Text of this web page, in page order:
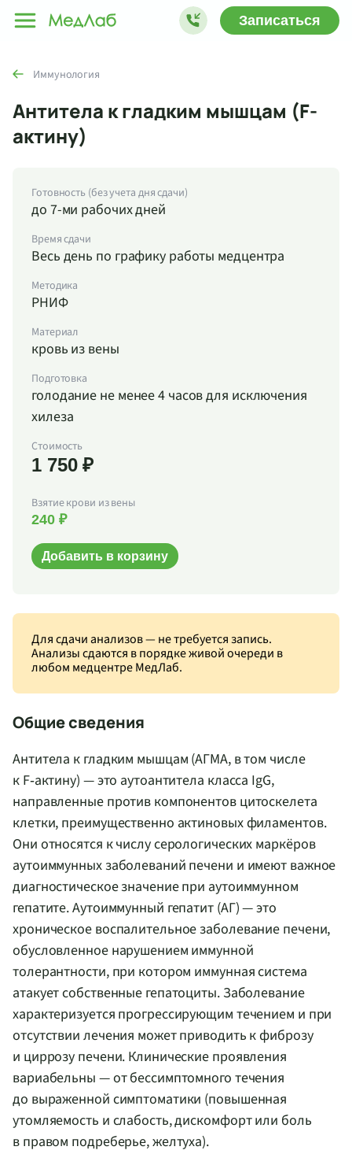
Записаться
Иммунология
Антитела к гладким мышцам (F-
актину)
Для сдачи анализов — не требуется запись.
Анализы сдаются в порядке живой очереди в
любом медцентре МедЛаб.
Общие сведения
Антитела к гладким мышцам (АГМА, в том числе
к F‑актину) — это аутоантитела класса IgG,
направленные против компонентов цитоскелета
клетки, преимущественно актиновых филаментов.
Они относятся к числу серологических маркёров
аутоиммунных заболеваний печени и имеют важное
диагностическое значение при аутоиммунном
гепатите. Аутоиммунный гепатит (АГ) — это
хроническое воспалительное заболевание печени,
обусловленное нарушением иммунной
толерантности, при котором иммунная система
атакует собственные гепатоциты. Заболевание
характеризуется прогрессирующим течением и при
отсутствии лечения может приводить к фиброзу
и циррозу печени. Клинические проявления
вариабельны — от бессимптомного течения
до выраженной симптоматики (повышенная
утомляемость и слабость, дискомфорт или боль
в правом подреберье, желтуха).
Готовность (без учета дня сдачи)
до 7-ми рабочих дней
Время сдачи
Весь день по графику работы медцентра
Методика
РНИФ
Материал
кровь из вены
Подготовка
голодание не менее 4 часов для исключения
хилеза
Стоимость
1 750 ₽
Взятие крови из вены
240 ₽
Добавить в корзину